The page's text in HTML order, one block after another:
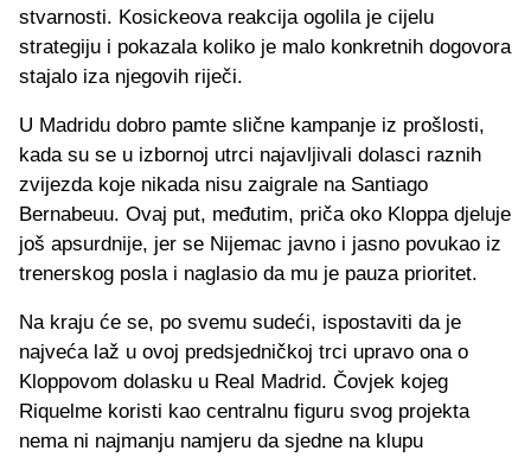
stvarnosti. Kosickeova reakcija ogolila je cijelu
strategiju i pokazala koliko je malo konkretnih dogovora
stajalo iza njegovih riječi.
U Madridu dobro pamte slične kampanje iz prošlosti,
kada su se u izbornoj utrci najavljivali dolasci raznih
zvijezda koje nikada nisu zaigrale na Santiago
Bernabeuu. Ovaj put, međutim, priča oko Kloppa djeluje
još apsurdnije, jer se Nijemac javno i jasno povukao iz
trenerskog posla i naglasio da mu je pauza prioritet.
Na kraju će se, po svemu sudeći, ispostaviti da je
najveća laž u ovoj predsjedničkoj trci upravo ona o
Kloppovom dolasku u Real Madrid. Čovjek kojeg
Riquelme koristi kao centralnu figuru svog projekta
nema ni najmanju namjeru da sjedne na klupu